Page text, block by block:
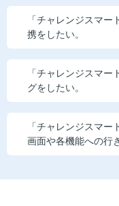
会員
「チャレンジスマ
携をしたい。
「チャレンジスマ
グをしたい。
「チャレンジスマ
画面や各機能への行